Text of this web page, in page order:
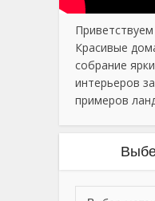
Красивые
собрание
интерьеров
примеров